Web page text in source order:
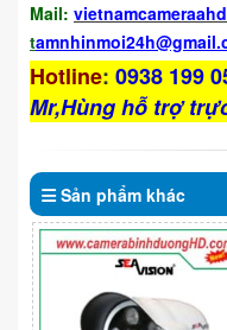
Mail: vietnamcameraahd
t
Hotline: 0938 199
Mr,Hùng hỗ trợ
Sản phẩm khác